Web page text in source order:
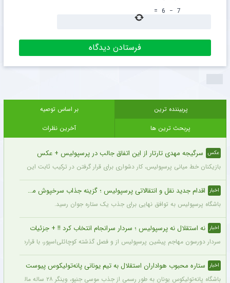
7
−
6
=
پربیننده ترین
بر اساس توصیه
پربحث ترین ها
آخرین نظرات
عکس سرگیجه مهدی تارتار از این اتفاق جالب در پرسپولیس + عکس
بازیکنان خط میانی پرسپولیس، کار دشواری برای قرار گرفتن در ترکیب ثابت این تیم
اخبار اقدام جدید نقل و انتقالاتی پرسپولیس ؛ گزینه جذاب سرخپوش می شود؟
باشگاه پرسپولیس به توافق نهایی برای جذب یک ستاره جوان رسید.
اخبار نه استقلال نه پرسپولیس ؛ سردار سرانجام انتخاب کرد !! + جزئیات
سردار دورسون مهاجم پیشین پرسپولیس از و فصل گذشته کوچائلی‌اسپور، با قراردادی
اخبار ستاره محبوب هواداران استقلال به تیم یونانی پانه‌تولیکوس پیوست
باشگاه پانه‌تولیکوس یونان به طور رسمی از جذب موسی جنپو، وینگر ۲۸ ساله مالیایی سابق استقلال، با قراردادی دو ساله خبر داد.